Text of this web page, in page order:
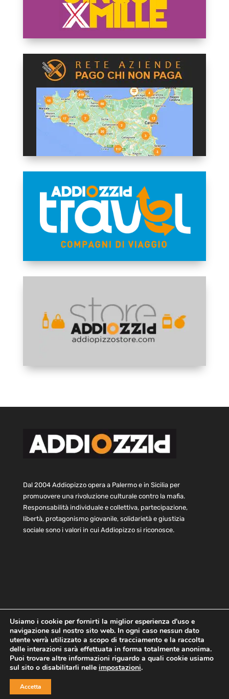
Dal 2004 Addiopizzo opera a Palermo e in Sicilia per
promuovere una rivoluzione culturale contro la mafia.
Responsabilità individuale e collettiva, partecipazione,
libertà, protagonismo giovanile, solidarietà e giustizia
sociale sono i valori in cui Addiopizzo si riconosce.
Home Statuto e bilancio
Contatti
Privacy
Cookie Child Protection Policy
Copyright © 2021 AddioPizzo | Tutti i diritti riservati | Sede
Usiamo i cookie per fornirti la miglior esperienza d'uso e
navigazione sul nostro sito web. In ogni caso nessun dato
utente verrà utilizzato a scopo di tracciamento e la raccolta
delle interazioni sarà effettuata in forma totalmente anonima.
Puoi trovare altre informazioni riguardo a quali cookie usiamo
sul sito o disabilitarli nelle impostazioni.
Accetta